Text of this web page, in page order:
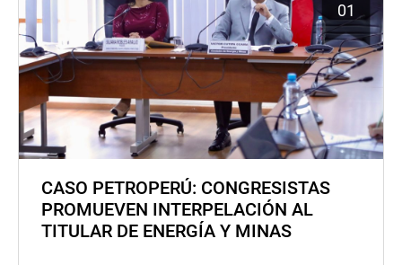
01
CASO PETROPERÚ: CONGRESISTAS
PROMUEVEN INTERPELACIÓN AL
TITULAR DE ENERGÍA Y MINAS